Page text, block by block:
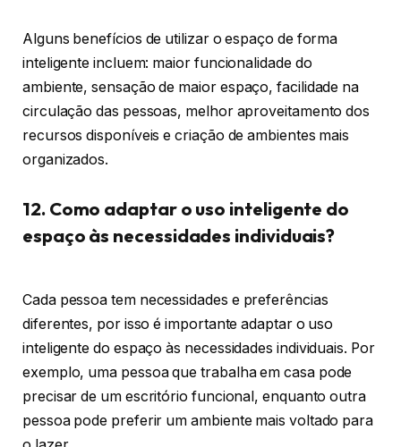
Alguns benefícios de utilizar o espaço de forma
inteligente incluem: maior funcionalidade do
ambiente, sensação de maior espaço, facilidade na
circulação das pessoas, melhor aproveitamento dos
recursos disponíveis e criação de ambientes mais
organizados.
12. Como adaptar o uso inteligente do
espaço às necessidades individuais?
Cada pessoa tem necessidades e preferências
diferentes, por isso é importante adaptar o uso
inteligente do espaço às necessidades individuais. Por
exemplo, uma pessoa que trabalha em casa pode
precisar de um escritório funcional, enquanto outra
pessoa pode preferir um ambiente mais voltado para